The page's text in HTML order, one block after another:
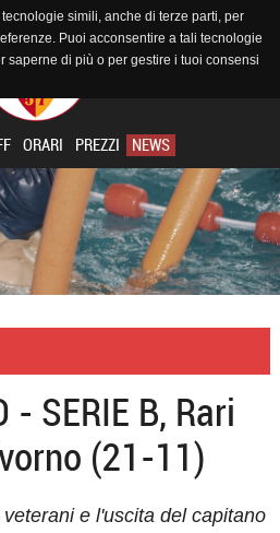
ORARI PREZZI NEWS
- SERIE B, Rari
(21-11)
e l'uscita del capitano
simili, anche di terze parti, per
Puoi acconsentire a tali tecnologie
saperne di più o per gestire i tuoi consensi